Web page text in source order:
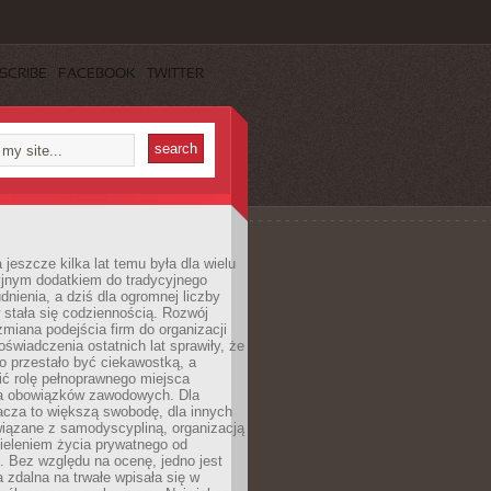
FACEBOOK TWITTER
jeszcze kilka lat temu była dla wielu
dodatkiem do tradycyjnego
a dziś dla ogromnej liczby
stała się codziennością. Rozwój
podejścia firm do organizacji
ostatnich lat sprawiły, że
przestało być ciekawostką, a
rolę pełnoprawnego miejsca
obowiązków zawodowych. Dla
to większą swobodę, dla innych
z samodyscypliną, organizacją
życia prywatnego od
Bez względu na ocenę, jedno jest
zdalna na trwałe wpisała się w